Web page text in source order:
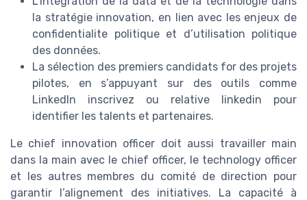
la stratégie innovation, en lien avec les enjeux de
confidentialite politique et d’utilisation politique
des données.
La sélection des premiers candidats for des projets
pilotes, en s’appuyant sur des outils comme
LinkedIn inscrivez ou relative linkedin pour
identifier les talents et partenaires.
Le chief innovation officer doit aussi travailler main
dans la main avec le chief officer, le technology officer
et les autres membres du comité de direction pour
garantir l’alignement des initiatives. La capacité à